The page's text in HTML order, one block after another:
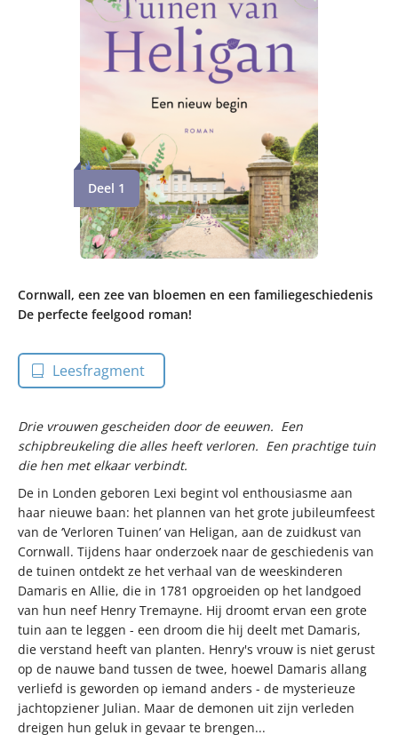
Deel 1
Cornwall, een zee van bloemen en een familiegeschiedenis
De perfecte feelgood roman!
Leesfragment
Drie vrouwen gescheiden door de eeuwen. Een
schipbreukeling die alles heeft verloren. Een prachtige tuin
die hen met elkaar verbindt.
De in Londen geboren Lexi begint vol enthousiasme aan
haar nieuwe baan: het plannen van het grote jubileumfeest
van de ‘Verloren Tuinen’ van Heligan, aan de zuidkust van
Cornwall. Tijdens haar onderzoek naar de geschiedenis van
de tuinen ontdekt ze het verhaal van de weeskinderen
Damaris en Allie, die in 1781 opgroeiden op het landgoed
van hun neef Henry Tremayne. Hij droomt ervan een grote
tuin aan te leggen - een droom die hij deelt met Damaris,
die verstand heeft van planten. Henry's vrouw is niet gerust
op de nauwe band tussen de twee, hoewel Damaris allang
verliefd is geworden op iemand anders - de mysterieuze
jachtopziener Julian. Maar de demonen uit zijn verleden
dreigen hun geluk in gevaar te brengen...